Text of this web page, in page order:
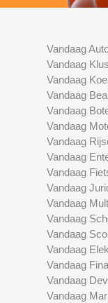
Vandaag
Vandaag
Vandaag
Vandaag
Vandaag
Vandaag
Vandaag
Vandaag
Vandaag
Vandaag
Vandaag
Vandaag
Vandaag
Vandaag
Vandaag
Vandaag
Vandaag